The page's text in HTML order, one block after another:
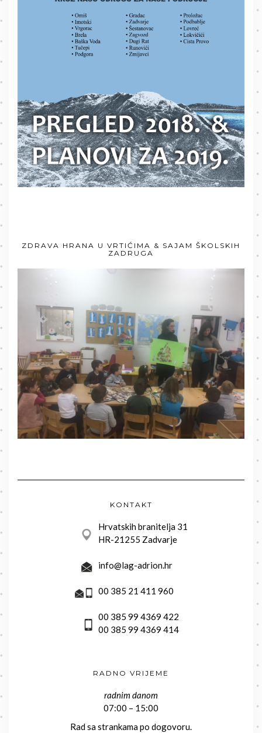
ZDRAVA HRANA U VRTIĆIMA & SAJAM ŠKOLSKIH
ZADRUGA
KONTAKT
Hrvatskih branitelja 31
HR-21255 Zadvarje
info@lag-adrion.hr
00 385 21 411 960
00 385 99 4369 422
00 385 99 4369 414
RADNO VRIJEME
radnim danom
07:00 – 15:00
Rad sa strankama po dogovoru.